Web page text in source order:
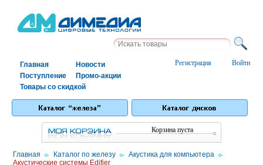
Войти
Регистрация
Главная
Новости
Поступление
Промо-акции
Товары со скидкой
Корзина пуста
Главная / Каталог по железу / Акустика для компьютера /
Акустические системы Edifier